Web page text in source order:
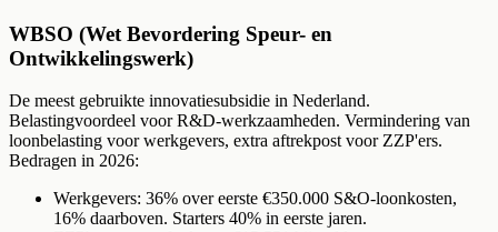
WBSO (Wet Bevordering Speur- en
Ontwikkelingswerk)
De meest gebruikte innovatiesubsidie in Nederland.
Belastingvoordeel voor R&D-werkzaamheden. Vermindering van
loonbelasting voor werkgevers, extra aftrekpost voor ZZP'ers.
Bedragen in 2026:
Werkgevers: 36% over eerste €350.000 S&O-loonkosten,
16% daarboven. Starters 40% in eerste jaren.